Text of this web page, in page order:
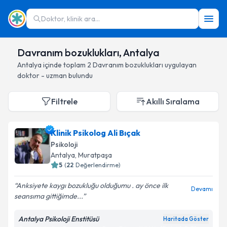
Doktor, klinik ara...
Davranım bozuklukları, Antalya
Antalya içinde toplam 2 Davranım bozuklukları uygulayan
doktor - uzman bulundu
Filtrele Akıllı Sıralama
Klinik Psikolog Ali Bıçak
Psikoloji
Antalya, Muratpaşa
5 (22 Değerlendirme)
Anksiyete kaygı bozukluğu olduğumu . ay önce ilk
seansıma gittiğimde...
Devamı
Antalya Psikoloji Enstitüsü Haritada Göster